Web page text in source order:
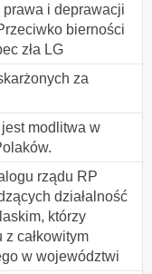
prawa i deprawacji
bierności
zła LG
za
modlitwa w
rządu RP
działalność
którzy
całkowitym
w województwi